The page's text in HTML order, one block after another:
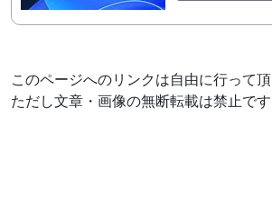
このページへのリンクは自由に行って頂
ただし文章・画像の無断転載は禁止です